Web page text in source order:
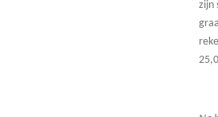
zijn